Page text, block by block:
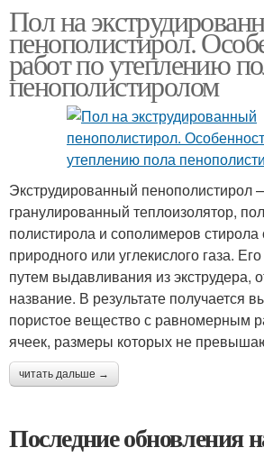
Пол на
пенополистирол.
работ по утеплению
пенополистиролом
Экструдированный пенополистирол
гранулированный теплоизолятор,
полистирола и сополимеров
природного или углекислого газа.
путем выдавливания из экструдера,
название. В результате получается
пористое вещество с равномерным
ячеек, размеры которых не
читать дальше →
Последние обновления